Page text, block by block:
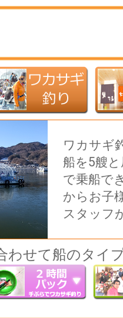
ワカサギ
船を5艘
で乗船で
からお子
スタッフ
せて船のタイ